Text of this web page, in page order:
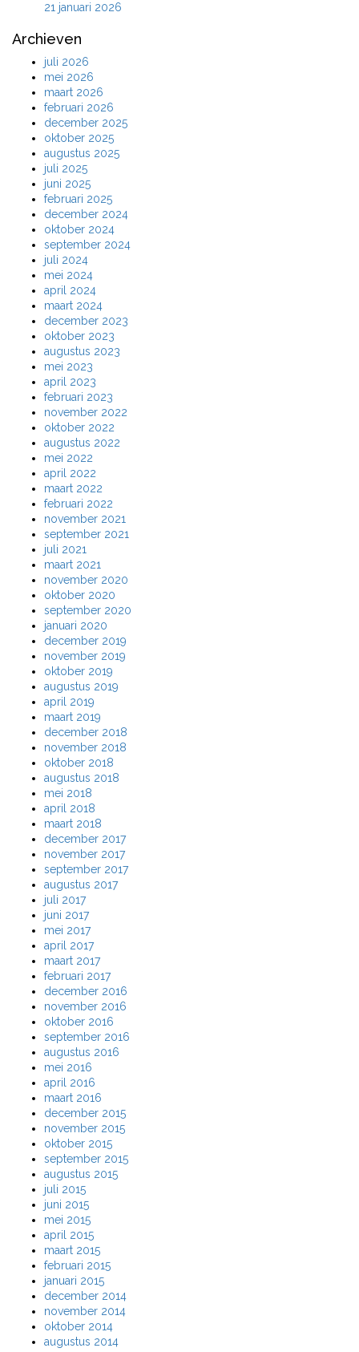
21 januari 2026
Archieven
juli 2026
mei 2026
maart 2026
februari 2026
december 2025
oktober 2025
augustus 2025
juli 2025
juni 2025
februari 2025
december 2024
oktober 2024
september 2024
juli 2024
mei 2024
april 2024
maart 2024
december 2023
oktober 2023
augustus 2023
mei 2023
april 2023
februari 2023
november 2022
oktober 2022
augustus 2022
mei 2022
april 2022
maart 2022
februari 2022
november 2021
september 2021
juli 2021
maart 2021
november 2020
oktober 2020
september 2020
januari 2020
december 2019
november 2019
oktober 2019
augustus 2019
april 2019
maart 2019
december 2018
november 2018
oktober 2018
augustus 2018
mei 2018
april 2018
maart 2018
december 2017
november 2017
september 2017
augustus 2017
juli 2017
juni 2017
mei 2017
april 2017
maart 2017
februari 2017
december 2016
november 2016
oktober 2016
september 2016
augustus 2016
mei 2016
april 2016
maart 2016
december 2015
november 2015
oktober 2015
september 2015
augustus 2015
juli 2015
juni 2015
mei 2015
april 2015
maart 2015
februari 2015
januari 2015
december 2014
november 2014
oktober 2014
augustus 2014